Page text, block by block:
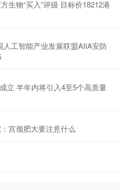
生物“买入”评级 目标价18212港
人工智能产业发展联盟AIIA安防
立 半年内将引入4至5个高质量
宫颈肥大要注意什么